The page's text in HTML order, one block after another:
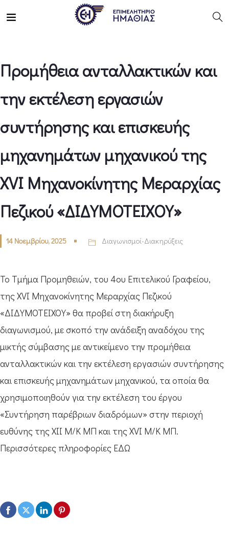
Προμήθεια ανταλλακτικών και
την εκτέλεση εργασιών
συντήρησης και επισκευής
μηχανημάτων μηχανικού της
XVΙ Μηχανοκίνητης Μεραρχίας
Πεζικού «ΔΙΔΥΜΟΤΕΙΧΟΥ»
14 Νοεμβρίου, 2025 Διαγωνισμοί-Διακηρύξεις
Το Τμήμα Προμηθειών, του 4ου Επιτελικού Γραφείου,
της XVΙ Μηχανοκίνητης Μεραρχίας Πεζικού
«ΔΙΔΥΜΟΤΕΙΧΟΥ» θα προβεί στη διακήρυξη
διαγωνισμού, με σκοπό την ανάδειξη αναδόχου της
μικτής σύμβασης με αντικείμενο την προμήθεια
ανταλλακτικών και την εκτέλεση εργασιών συντήρησης
και επισκευής μηχανημάτων μηχανικού, τα οποία θα
χρησιμοποιηθούν για την εκτέλεση του έργου
«Συντήρηση παρέβριων διαδρόμων» στην περιοχή
ευθύνης της ΧΙΙ Μ/Κ ΜΠ και της ΧVI Μ/Κ ΜΠ.
Περισσότερες πληροφορίες ΕΔΩ